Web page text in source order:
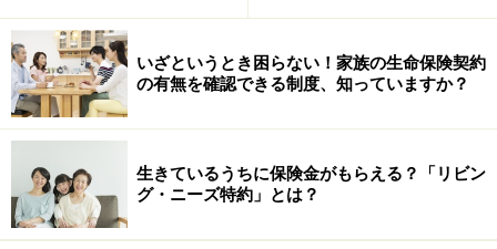
時とかサーブで手が震えていました。
松友さん：
緊張しなかったことはないですが、五輪ではやることを
やるだけでした。
試合の準備はどうしている？直前は？
いざというとき困らない！家族の生命保険契約
の有無を確認できる制度、知っていますか？
生きているうちに保険金がもらえる？「リビン
グ・ニーズ特約」とは？